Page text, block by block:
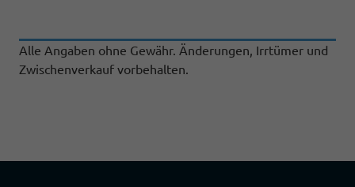
Alle Angaben ohne Gewähr. Änderungen, Irrtümer und
Zwischenverkauf vorbehalten.